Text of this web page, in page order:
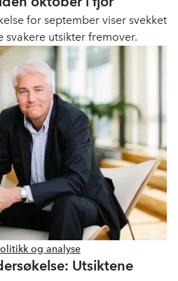
for september viser svekket
svakere utsikter fremover.
og analyse
Utsiktene